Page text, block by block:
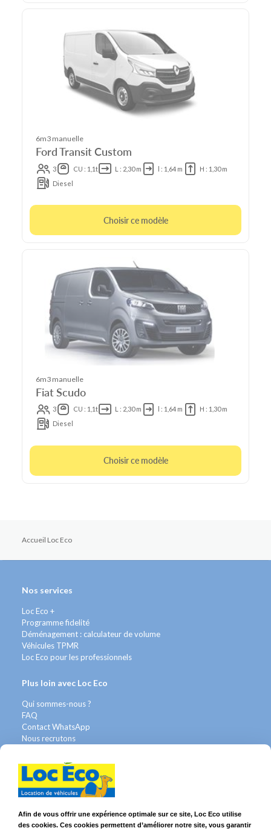
6m3 manuelle
Ford Transit Custom
3 CU : 1,1t L : 2,30 m l : 1,64 m
H : 1,30 m
Diesel
Choisir ce modèle
6m3 manuelle
Fiat Scudo
3 CU : 1,1t L : 2,30 m l : 1,64 m
H : 1,30 m
Diesel
Choisir ce modèle
Accueil Loc Eco
Nos services
Loc Eco +
Programme fidelité
Déménagement : calculateur de volume
Véhicules TPMR
Loc Eco pour les professionnels
Plus loin avec Loc Eco
Qui sommes-nous ?
FAQ
Contact WhatsApp
Nous recrutons
Légal
Franchises & Assurances
Données personnelles
Afin de vous offrir une expérience optimale sur ce site, Loc Eco utilise
des cookies. Ces cookies permettent d’améliorer notre site, vous garantir